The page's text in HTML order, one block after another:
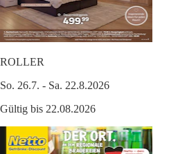
ROLLER
So. 26.7. - Sa. 22.8.2026
Gültig bis 22.08.2026